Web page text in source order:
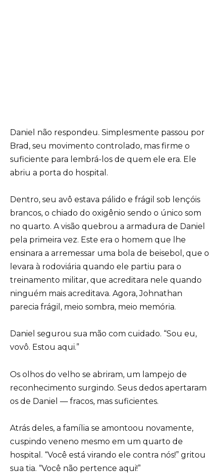
Daniel não respondeu. Simplesmente passou por
Brad, seu movimento controlado, mas firme o
suficiente para lembrá-los de quem ele era. Ele
abriu a porta do hospital.
Dentro, seu avô estava pálido e frágil sob lençóis
brancos, o chiado do oxigênio sendo o único som
no quarto. A visão quebrou a armadura de Daniel
pela primeira vez. Este era o homem que lhe
ensinara a arremessar uma bola de beisebol, que o
levara à rodoviária quando ele partiu para o
treinamento militar, que acreditara nele quando
ninguém mais acreditava. Agora, Johnathan
parecia frágil, meio sombra, meio memória.
Daniel segurou sua mão com cuidado. “Sou eu,
vovô. Estou aqui.”
Os olhos do velho se abriram, um lampejo de
reconhecimento surgindo. Seus dedos apertaram
os de Daniel — fracos, mas suficientes.
Atrás deles, a família se amontoou novamente,
cuspindo veneno mesmo em um quarto de
hospital. “Você está virando ele contra nós!” gritou
sua tia. “Você não pertence aqui!”